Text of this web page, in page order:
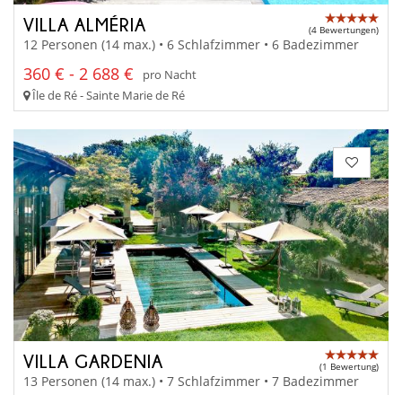
VILLA ALMÉRIA (4 Bewertungen)
12 Personen (14 max.) • 6 Schlafzimmer • 6 Badezimmer
360 € - 2 688 €
pro Nacht
Île de Ré - Sainte Marie de Ré
VILLA GARDENIA (1 Bewertung)
13 Personen (14 max.) • 7 Schlafzimmer • 7 Badezimmer